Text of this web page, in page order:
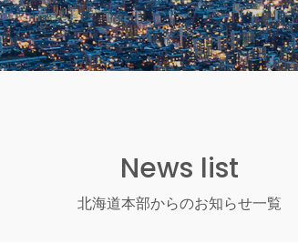
News list
北海道本部からのお知らせ一覧